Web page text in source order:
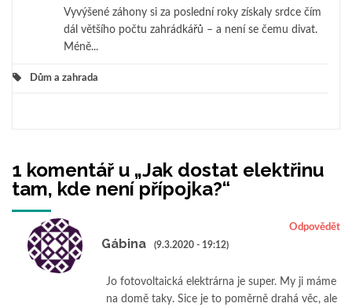
Vyvýšené záhony si za poslední roky získaly srdce čím
dál většího počtu zahrádkářů – a není se čemu divat.
Méně...
Dům a zahrada
1 komentář u „Jak dostat elektřinu
tam, kde není přípojka?“
Gábina (9.3.2020 - 19:12)
Odpovědět
Jo fotovoltaická elektrárna je super. My ji máme
na domě taky. Sice je to poměrně drahá věc, ale